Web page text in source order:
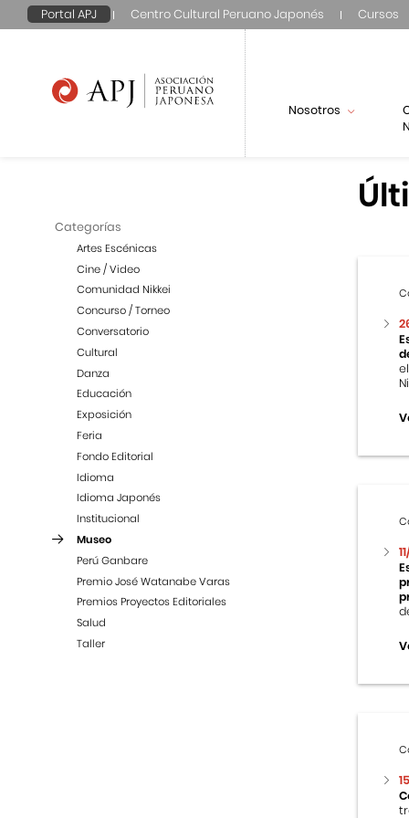
Portal APJ Centro Cultural Peruano Japonés Cursos
Nosotros
Categorías
Artes Escénicas
Cine / Video
Comunidad Nikkei
Concurso / Torneo
Conversatorio
Cultural
Danza
Educación
Exposición
Feria
Fondo Editorial
Idioma
Idioma Japonés
Institucional
Museo
Perú Ganbare
Premio José Watanabe Varas
Premios Proyectos Editoriales
Salud
Taller